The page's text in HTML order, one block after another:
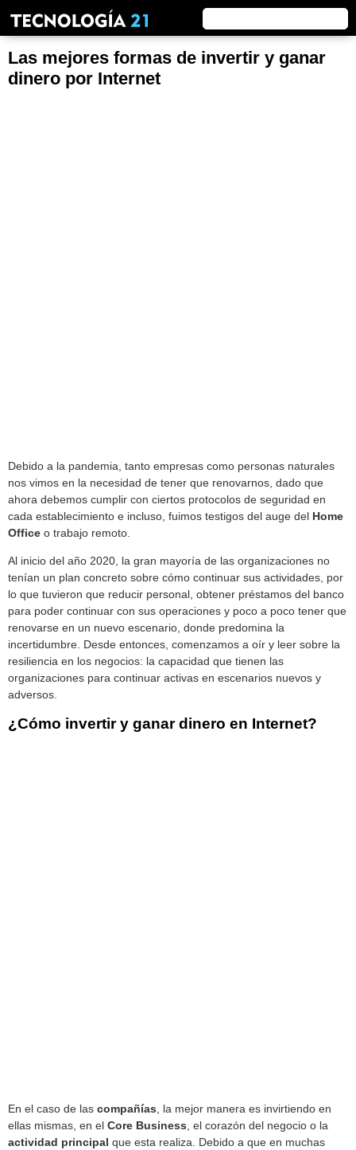
Las mejores formas de invertir y ganar
dinero por Internet
Debido a la pandemia, tanto empresas como personas naturales
nos vimos en la necesidad de tener que renovarnos, dado que
ahora debemos cumplir con ciertos protocolos de seguridad en
cada establecimiento e incluso, fuimos testigos del auge del Home
Office o trabajo remoto.
Al inicio del año 2020, la gran mayoría de las organizaciones no
tenían un plan concreto sobre cómo continuar sus actividades, por
lo que tuvieron que reducir personal, obtener préstamos del banco
para poder continuar con sus operaciones y poco a poco tener que
renovarse en un nuevo escenario, donde predomina la
incertidumbre. Desde entonces, comenzamos a oír y leer sobre la
resiliencia en los negocios: la capacidad que tienen las
organizaciones para continuar activas en escenarios nuevos y
adversos.
¿Cómo invertir y ganar dinero en Internet?
En el caso de las compañías, la mejor manera es invirtiendo en
ellas mismas, en el Core Business, el corazón del negocio o la
actividad principal que esta realiza. Debido a que en muchas